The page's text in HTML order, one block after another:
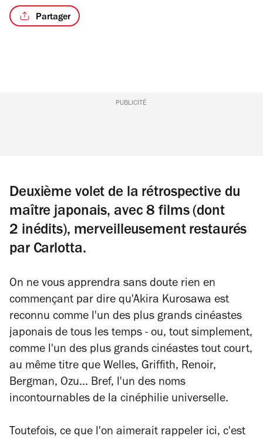
Partager
PUBLICITÉ
Deuxième volet de la rétrospective du
maître japonais, avec 8 films (dont
2 inédits), merveilleusement restaurés
par Carlotta.
On ne vous apprendra sans doute rien en
commençant par dire qu'Akira Kurosawa est
reconnu comme l'un des plus grands cinéastes
japonais de tous les temps - ou, tout simplement,
comme l'un des plus grands cinéastes tout court,
au même titre que Welles, Griffith, Renoir,
Bergman, Ozu… Bref, l'un des noms
incontournables de la cinéphilie universelle.
Toutefois, ce que l'on aimerait rappeler ici, c'est